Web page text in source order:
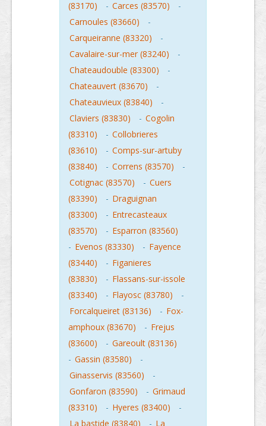
(83170) - Carces (83570)
-
Carnoules (83660)
-
Carqueiranne (83320)
-
Cavalaire-sur-mer (83240)
-
Chateaudouble (83300)
-
Chateauvert (83670)
-
Chateauvieux (83840)
-
Claviers (83830)
- Cogolin
(83310)
- Collobrieres
(83610)
- Comps-sur-artuby
(83840)
- Correns (83570)
-
Cotignac (83570)
- Cuers
(83390)
- Draguignan
(83300)
- Entrecasteaux
(83570)
- Esparron (83560)
- Evenos (83330) - Fayence
(83440)
- Figanieres
(83830)
- Flassans-sur-issole
(83340)
- Flayosc (83780)
-
Forcalqueiret (83136)
- Fox-
amphoux (83670)
- Frejus
(83600)
- Gareoult (83136)
- Gassin (83580)
-
Ginasservis (83560)
-
Gonfaron (83590)
- Grimaud
(83310)
- Hyeres (83400)
-
La bastide (83840)
- La